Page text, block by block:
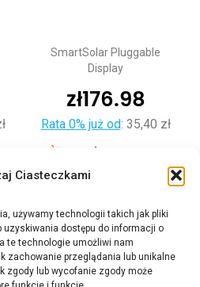
Ciasteczkami
używamy technologii takich jak pliki
dostępu do informacji o
te technologie umożliwi nam
zachowanie przeglądania lub unikalne
zgody lub wycofanie zgody może
SmartSolar Pluggable
Display
zł176.98
Rata 0% już od: 35,40 zł